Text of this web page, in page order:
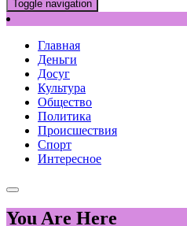
Toggle navigation
Главная
Деньги
Досуг
Культура
Общество
Политика
Происшествия
Спорт
Интересное
You Are Here